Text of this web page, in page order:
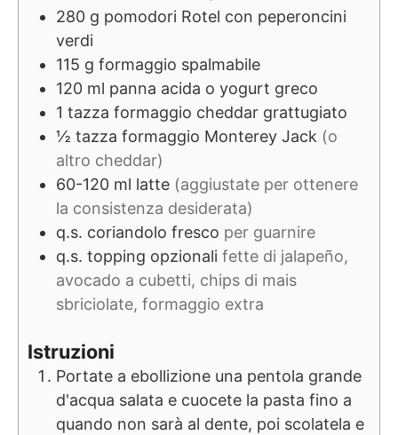
280 g pomodori Rotel con peperoncini
verdi
115 g formaggio spalmabile
120 ml panna acida o yogurt greco
1 tazza formaggio cheddar grattugiato
½ tazza formaggio Monterey Jack (o
altro cheddar)
60-120 ml latte (aggiustate per ottenere
la consistenza desiderata)
q.s. coriandolo fresco per guarnire
q.s. topping opzionali fette di jalapeño,
avocado a cubetti, chips di mais
sbriciolate, formaggio extra
Istruzioni
Portate a ebollizione una pentola grande
d'acqua salata e cuocete la pasta fino a
quando non sarà al dente, poi scolatela e